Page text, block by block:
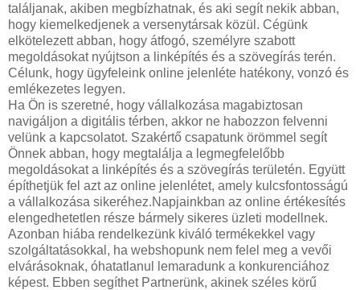
találjanak, akiben megbízhatnak, és aki segít nekik abban,
hogy kiemelkedjenek a versenytársak közül. Cégünk
elkötelezett abban, hogy átfogó, személyre szabott
megoldásokat nyújtson a linképítés és a szövegírás terén.
Célunk, hogy ügyfeleink online jelenléte hatékony, vonzó és
emlékezetes legyen.
Ha Ön is szeretné, hogy vállalkozása magabiztosan
navigáljon a digitális térben, akkor ne habozzon felvenni
velünk a kapcsolatot. Szakértő csapatunk örömmel segít
Önnek abban, hogy megtalálja a legmegfelelőbb
megoldásokat a linképítés és a szövegírás területén. Együtt
építhetjük fel azt az online jelenlétet, amely kulcsfontosságú
a vállalkozása sikeréhez.Napjainkban az online értékesítés
elengedhetetlen része bármely sikeres üzleti modellnek.
Azonban hiába rendelkezünk kiváló termékekkel vagy
szolgáltatásokkal, ha webshopunk nem felel meg a vevői
elvárásoknak, óhatatlanul lemaradunk a konkurenciához
képest. Ebben segíthet Partnerünk, akinek széles körű